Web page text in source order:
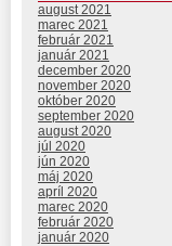
august 2021
marec 2021
február 2021
január 2021
december 2020
november 2020
október 2020
september 2020
august 2020
júl 2020
jún 2020
máj 2020
apríl 2020
marec 2020
február 2020
január 2020